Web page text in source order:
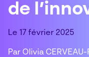
de
Le 17 février 2025
Par Olivia